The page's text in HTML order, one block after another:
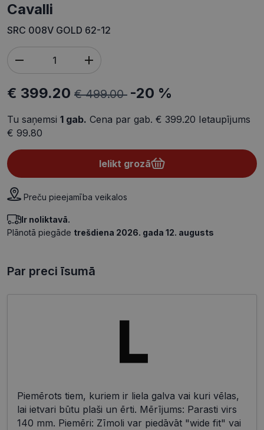
cavalli
SRC 008V GOLD 62-12
€ 399.20 € 499.00 -20 %
Tu saņemsi 1 gab. Cena par gab. € 399.20 Ietaupījums
€ 99.80
Ielikt grozā
Preču pieejamība veikalos
Ir noliktavā.
Plānotā piegāde trešdiena 2026. gada 12. augusts
Par preci īsumā
Piemērots tiem, kuriem ir liela galva vai kuri vēlas,
lai ietvari būtu plaši un ērti. Mērījums: Parasti virs
140 mm. Piemēri: Zīmoli var piedāvāt "wide fit" vai